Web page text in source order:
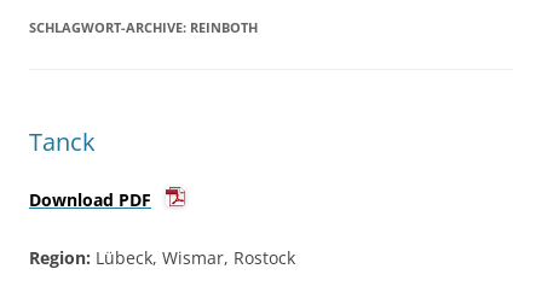
SCHLAGWORT-ARCHIVE: REINBOTH
Tanck
Download PDF
Region: Lübeck, Wismar, Rostock